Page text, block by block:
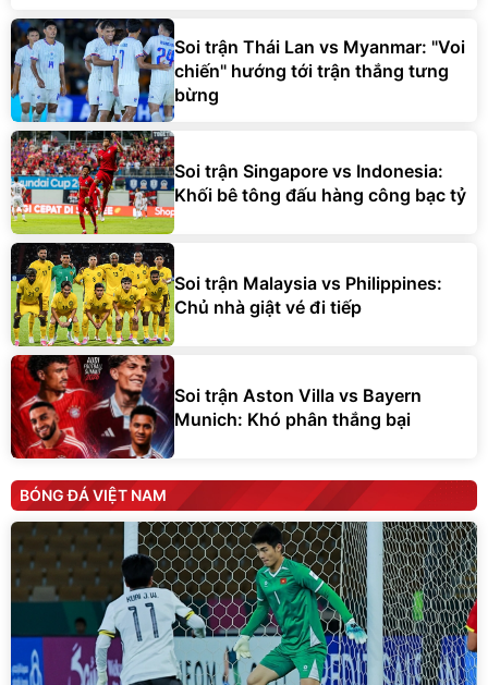
Soi trận Thái Lan vs Myanmar: "Voi
chiến" hướng tới trận thắng tưng
bừng
Soi trận Singapore vs Indonesia:
Khối bê tông đấu hàng công bạc tỷ
Soi trận Malaysia vs Philippines:
Chủ nhà giật vé đi tiếp
Soi trận Aston Villa vs Bayern
Munich: Khó phân thắng bại
BÓNG ĐÁ VIỆT NAM